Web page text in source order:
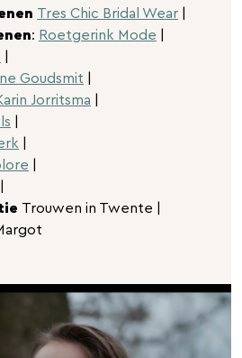
Tres Chic Bridal Wear
: Roetgerink Mode
Goudsmit
Jorritsma
Trouwen in Twente |